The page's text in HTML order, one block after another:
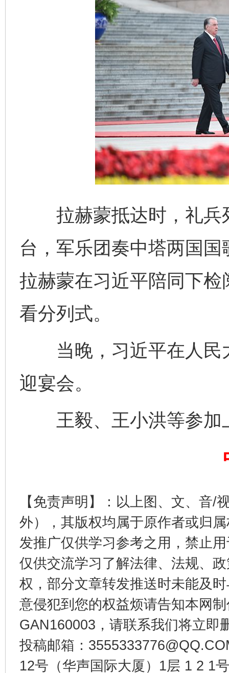
拉赫蒙抵达时，礼兵
台，军乐团奏中塔两国
拉赫蒙在习近平陪同下
看分列式。
当晚，习近平在人民
迎宴会。
王毅、王小洪等参加
【免责声明】：以上图、文、音/
外），其版权均属于原作者或归
发推广仅供学习参考之用，禁止
仅供交流学习了解法律、法规、
权，部分文章转发推送时未能及
意侵犯到您的权益烦请告知本网
GAN160003，请联系我们将立即
投稿邮箱：
12号（华声国际大厦）1层 1 2 1
完善运行机制助力责任有效落实 一纸欠
东山县通报“牛蛙产品抗生素超标问题”
千年窑火 生生不息 一
揭开“小金库”的免责幌子